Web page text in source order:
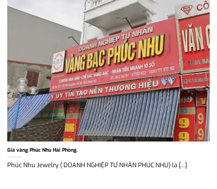
Giá vàng Phúc Nhu Hải Phòng.
Phúc Nhu Jewelry ( DOANH NGHIỆP TƯ NHÂN PHÚC NHU) là [...]